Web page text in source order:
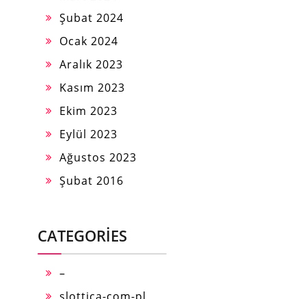
Şubat 2024
Ocak 2024
Aralık 2023
Kasım 2023
Ekim 2023
Eylül 2023
Ağustos 2023
Şubat 2016
CATEGORIES
–